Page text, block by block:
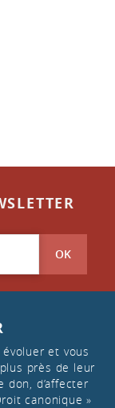
OK
et vous
près de leur
don, d’affecter
canonique »